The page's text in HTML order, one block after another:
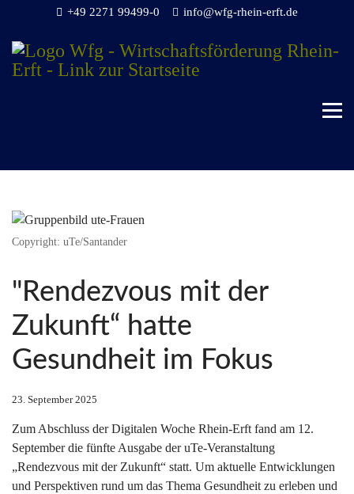
+49 2271 99499-0 info@wfg-rhein-erft.de
Copyright: uTe/Santander
"Rendezvous mit der
Zukunft“ hatte
Gesundheit im Fokus
23. September 2025
Zum Abschluss der Digitalen Woche Rhein-Erft fand am 12.
September die fünfte Ausgabe der uTe-Veranstaltung
„Rendezvous mit der Zukunft“ statt. Um aktuelle Entwicklungen
und Perspektiven rund um das Thema Gesundheit zu erleben und